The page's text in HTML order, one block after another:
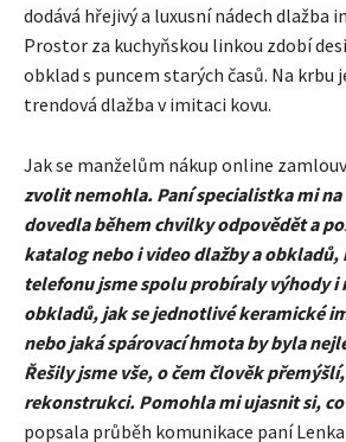
dodává hřejivý a luxusní nádech dlažba
Prostor za kuchyňskou linkou zdobí
obklad s puncem starých časů. Na krbu
trendová dlažba v imitaci kovu.
Jak se manželům nákup online
zvolit nemohla. Paní specialistka mi
dovedla během chvilky odpovědět a
katalog nebo i video dlažby a obkladů,
telefonu jsme spolu probíraly výhody i
obkladů, jak se jednotlivé keramické
nebo jaká spárovací hmota by byla
Řešily jsme vše, o čem člověk
rekonstrukci. Pomohla mi ujasnit si,
popsala průběh komunikace paní